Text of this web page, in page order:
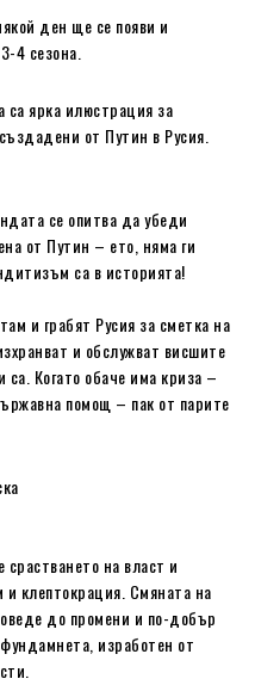
ден ще се появи и
4 сезона.
ярка илюстрация за
от Путин в Русия.
се опитва да убеди
от Путин – ето, няма ги
са в историята!
и грабят Русия за сметка на
и обслужват висшите
Когато обаче има криза –
помощ – пак от парите
на власт и
клептокрация. Смяната на
до промени и по-добър
изработен от